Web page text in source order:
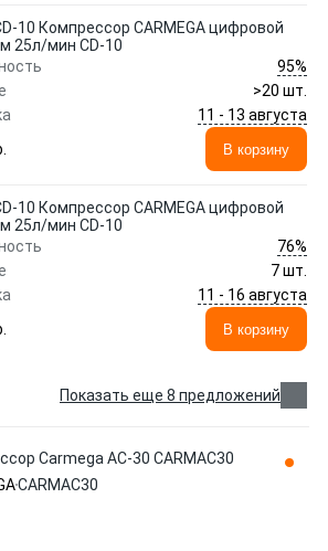
10 Компрессор CARMEGA цифровой
25л/мин CD-10
95%
>20 шт.
11 - 13 августа
В корзину
10 Компрессор CARMEGA цифровой
25л/мин CD-10
76%
7 шт.
11 - 16 августа
В корзину
Показать еще 8 предложений
Carmega AC-30 CARMAC30
CARMAC30